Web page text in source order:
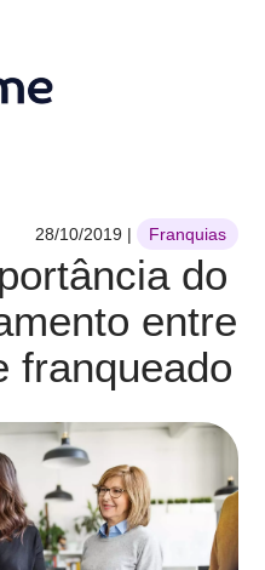
do
entre
franqueado
28/10/2019 | Franquias